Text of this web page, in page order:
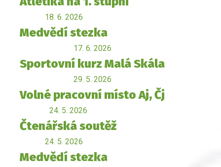
18. 6. 2026
Medvědí stezka
17. 6. 2026
Sportovní kurz Malá Skála
29. 5. 2026
Volné pracovní místo Aj, Čj
24. 5. 2026
Čtenářská soutěž
24. 5. 2026
Medvědí stezka